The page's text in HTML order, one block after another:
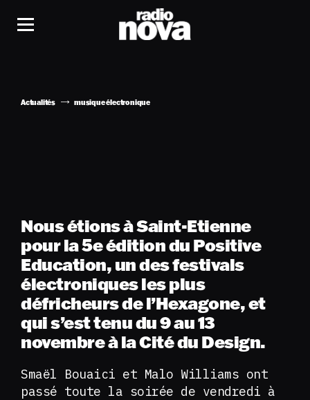
Actualités musique électronique
Nous étions à Saint-Etienne
pour la 5e édition du Positive
Education, un des festivals
électroniques les plus
défricheurs de l’Hexagone, et
qui s’est tenu du 9 au 13
novembre à la Cité du Design.
Smaël Bouaici et Malo Williams ont
passé toute la soirée de vendredi à